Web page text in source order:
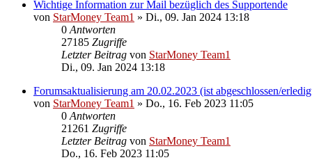
Wichtige Information zur Mail bezüglich des Supportende
von StarMoney Team1 » Di., 09. Jan 2024 13:18
0 Antworten
27185 Zugriffe
Letzter Beitrag von StarMoney Team1
Di., 09. Jan 2024 13:18
Forumsaktualisierung am 20.02.2023 (ist abgeschlossen/
von StarMoney Team1 » Do., 16. Feb 2023 11:05
0 Antworten
21261 Zugriffe
Letzter Beitrag von StarMoney Team1
Do., 16. Feb 2023 11:05